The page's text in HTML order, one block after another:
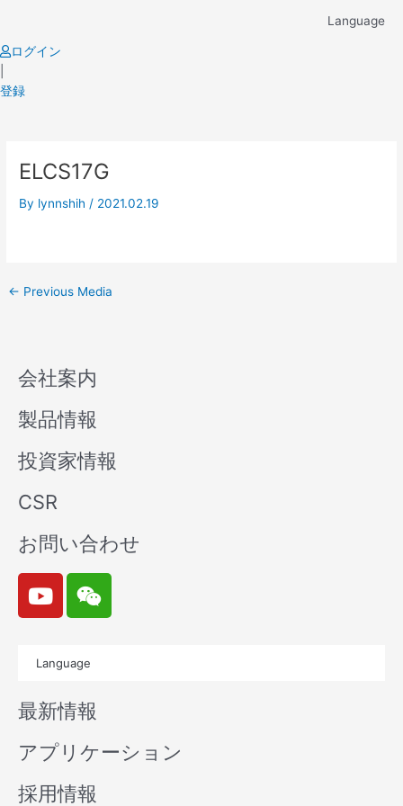
content
Language
ログイン
登録
ELCS17G
By lynnshih / 2021.02.19
navigation
← Previous Media
会社案内
製品情報
投資家情報
CSR
お問い合わせ
Y
o
u
b
e
W
e
i
n
Language
最新情報
アプリケーション
採用情報